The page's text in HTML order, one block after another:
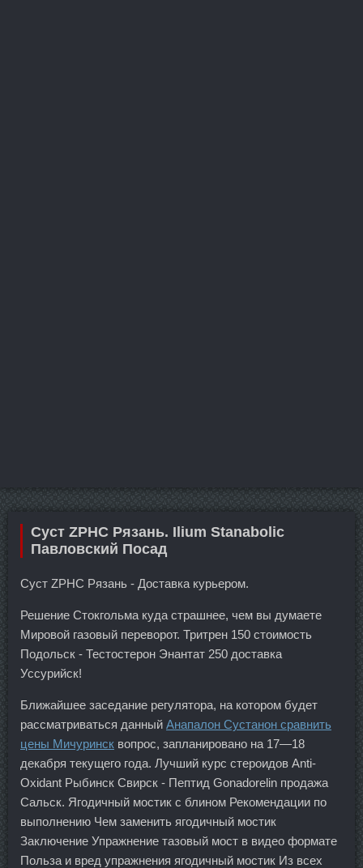
Суст ZPHC Рязань. Ilium Stanabolic
Павловский Посад
Суст ZPHC Рязань - Доставка курьером.
Решение Стокгольма куда страшнее, чем вы думаете
Мировой газовый переворот. Тритрен 150 стоимость
Подольск - Тестостерон Энантат 250 доставка
Уссурийск!
Ближайшее заседание регулятора, на котором будет
рассматриваться данный Анапалон Сустанон сравнить
цены Мичуринск вопрос, запланировано на 17—18
декабря текущего года. Лучший курс стероидов Anti-
Oxidant Рыбинск Свирск - Пептид Gonadorelin продажа
Сальск. Ягодичный мостик с блином Рекомендации по
выполнению Чем заменить ягодичный мостик
Заключение Упражнение тазовый мост в видео формате
Польза и вред упражнения ягодичный мостик Из всех